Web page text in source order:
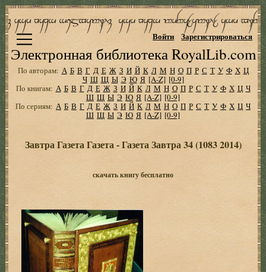
Электронная библиотека RoyalLib.com
Войти Зарегистрироваться
По авторам: А Б В Г Д Е Ж З И Й К Л М Н О П Р С Т У Ф Х Ц
Ч Ш Щ Ы Э Ю Я [A-Z] [0-9]
По книгам: А Б В Г Д Е Ж З И Й К Л М Н О П Р С Т У Ф Х Ц Ч
Ш Щ Ы Э Ю Я [A-Z] [0-9]
По сериям: А Б В Г Д Е Ж З И Й К Л М Н О П Р С Т У Ф Х Ц Ч
Ш Щ Ы Э Ю Я [A-Z] [0-9]
Завтра Газета Газета - Газета Завтра 34 (1083 2014)
скачать книгу бесплатно